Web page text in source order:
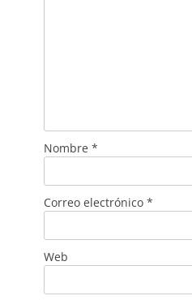
Nombre *
Correo electrónico *
Web